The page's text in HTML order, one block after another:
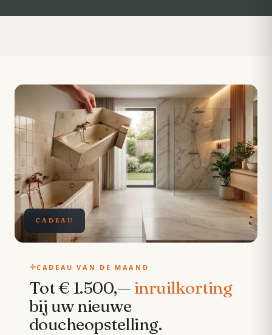
levertijd van slechts 4 weken.
CADEAU
CADEAU VAN DE MAAND
Tot € 1.500,— inruilkorting
bij uw nieuwe
doucheopstelling.